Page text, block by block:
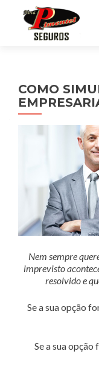
COMO
Nem sempre
imprevisto
resolvido e
Se a sua opção
Se a sua